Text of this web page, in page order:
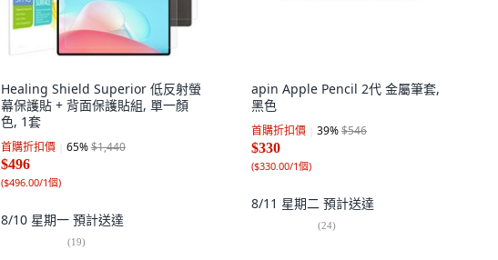
Healing Shield Superior 低反射螢
幕保護貼 + 背面保護貼組, 單一顏
色, 1套
首購折扣價 65%$1,440
$496
($496.00/1個)
8/10 星期一 預計送達
(19)
apin Apple Pencil 2代 金屬筆套,
黑色
首購折扣價 39%$546
$330
($330.00/1個)
8/11 星期二 預計送達
(24)